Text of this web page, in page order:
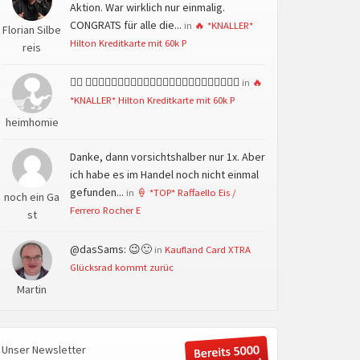
Florian Silbe
reis
Aktion. War wirklich nur einmalig.
CONGRATS für alle die... in 🔥 *KNALLER*
Hilton Kreditkarte mit 60k P
heimhomie
👍🏻 👍🏻👍🏻👍🏻👍🏻👍🏻👍🏻👍🏻👍🏻👍🏻👍🏻👍🏻👍🏻 in 🔥
*KNALLER* Hilton Kreditkarte mit 60k P
noch ein Ga
st
Danke, dann vorsichtshalber nur 1x. Aber
ich habe es im Handel noch nicht einmal
gefunden... in 🍦 *TOP* Raffaello Eis /
Ferrero Rocher E
Martin
@dasSams: 😉🙂 in Kaufland Card XTRA
Glücksrad kommt zurüc
Unser Newsletter